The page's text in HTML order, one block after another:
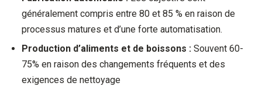
généralement compris entre 80 et 85 % en raison de
processus matures et d’une forte automatisation.
Production d’aliments et de boissons : Souvent 60-
75% en raison des changements fréquents et des
exigences de nettoyage